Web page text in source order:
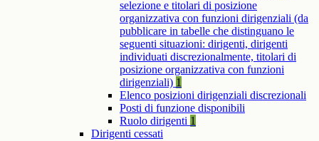
selezione e titolari di posizione
organizzativa con funzioni dirigenziali (da
pubblicare in tabelle che distinguano le
seguenti situazioni: dirigenti, dirigenti
individuati discrezionalmente, titolari di
posizione organizzativa con funzioni
dirigenziali) 1
Elenco posizioni dirigenziali discrezionali
Posti di funzione disponibili
Ruolo dirigenti 1
Dirigenti cessati